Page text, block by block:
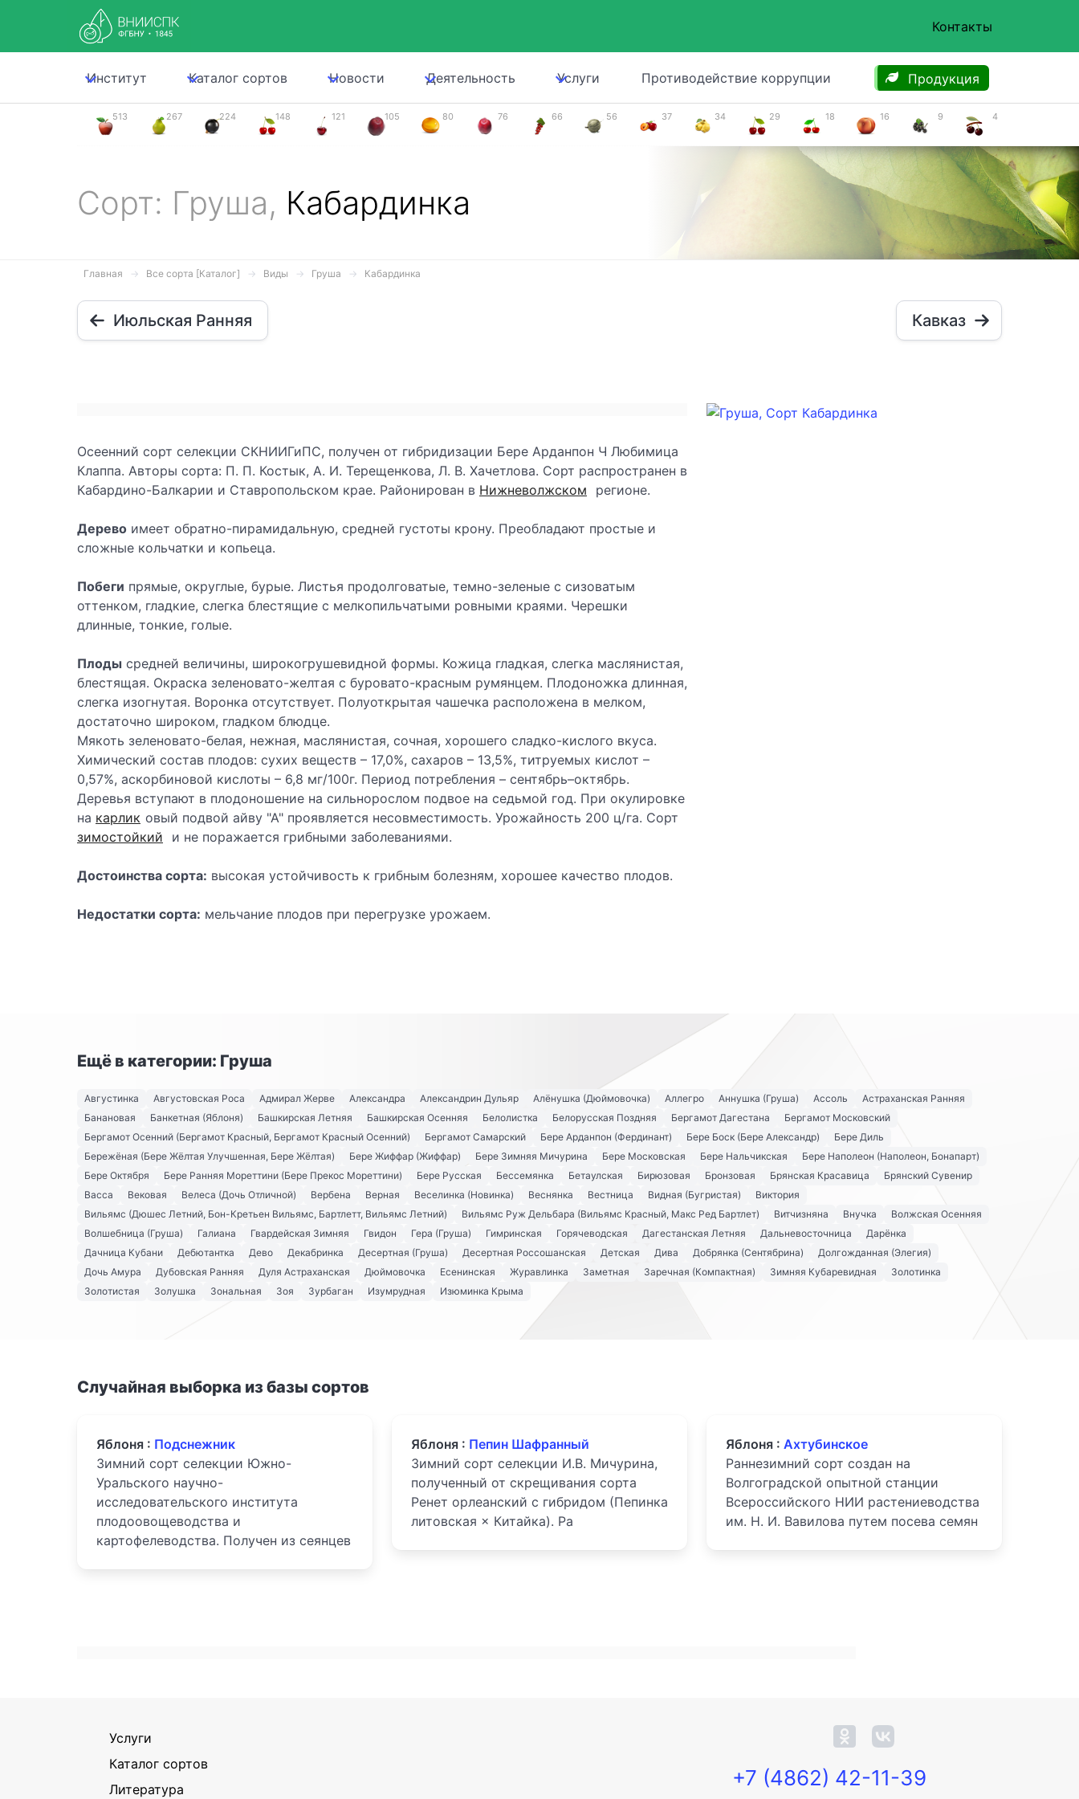
Контакты
Институт Каталог сортов Новости Деятельность Услуги Противодействие коррупции Продукция
513 267 224 148 121 105 80 76 66 56 37 34 29 18 16 9 4
Сорт: Груша, Кабардинка
Главная Все сорта [Каталог] Виды Груша Кабардинка
Июльская Ранняя Кавказ
Осеенний сорт селекции СКНИИГиПС, получен от гибридизации Бере Арданпон Ч Любимица
Клаппа. Авторы сорта: П. П. Костык, А. И. Терещенкова, Л. В. Хачетлова. Сорт распространен в
Кабардино-Балкарии и Ставропольском крае. Районирован в Нижневолжском регионе.
Дерево имеет обратно-пирамидальную, средней густоты крону. Преобладают простые и
сложные кольчатки и копьеца.
Побеги прямые, округлые, бурые. Листья продолговатые, темно-зеленые с сизоватым
оттенком, гладкие, слегка блестящие с мелкопильчатыми ровными краями. Черешки
длинные, тонкие, голые.
Плоды средней величины, широкогрушевидной формы. Кожица гладкая, слегка мас­лянистая,
блестящая. Окраска зеленовато-желтая с буровато-красным румянцем. Плодоножка длинная,
слегка изогнутая. Воронка отсутствует. Полуоткрытая чашечка расположена в мелком,
достаточно широком, гладком блюдце.
Мякоть зеленовато-белая, нежная, маслянистая, сочная, хорошего сладко-кислого вкуса.
Химический состав плодов: сухих веществ – 17,0%, сахаров – 13,5%, титруемых кислот –
0,57%, аскорбиновой кислоты – 6,8 мг/100г. Период потребления – сентябрь–октябрь.
Деревья вступают в плодоношение на сильнорослом подвое на седьмой год. При окулировке
на карлик овый подвой айву "А" прояв­ляется несовместимость. Урожайность 200 ц/га. Сорт
зимостойкий
и не поражается грибными заболеваниями.
Достоинства сорта: высокая устойчивость к грибным болезням, хорошее качество плодов.
Недостатки сорта: мельчание плодов при перегрузке урожаем.
Ещё в категории: Груша
Августинка Августовская Роса Адмирал Жерве Александра Александрин Дульяр Алёнушка (Дюймовочка) Аллегро Аннушка (Груша) Ассоль
Астраханская Ранняя
Банановая
Банкетная (Яблоня) Башкирская Летняя Башкирская Осенняя Белолистка Белорусская Поздняя Бергамот Дагестана
Бергамот Московский
Бергамот Осенний (Бергамот Красный, Бергамот Красный Осенний)
Бергамот Самарский Бере Арданпон (Фердинант) Бере Боск (Бере Александр)
Бере Диль
Бережёная (Бере Жёлтая Улучшенная, Бере Жёлтая)
Бере Жиффар (Жиффар) Бере Зимняя Мичурина Бере Московская Бере Нальчикская
Бере Наполеон (Наполеон, Бонапарт)
Бере Октября
Бере Ранняя Мореттини (Бере Прекос Мореттини) Бере Русская Бессемянка Бетаулская Бирюзовая Бронзовая Брянская Красавица
Брянский Сувенир
Васса
Вековая Велеса (Дочь Отличной) Вербена Верная Веселинка (Новинка) Веснянка Вестница Видная (Бугристая)
Виктория
Вильямс (Дюшес Летний, Бон-Кретьен Вильямс, Бартлетт, Вильямс Летний)
Вильямс Руж Дельбара (Вильямс Красный, Макс Ред Бартлет) Витчизняна Внучка
Волжская Осенняя
Волшебница (Груша)
Галиана Гвардейская Зимняя Гвидон Гера (Груша) Гимринская Горячеводская Дагестанская Летняя Дальневосточница
Дарёнка
Дачница Кубани
Дебютантка Дево Декабринка Десертная (Груша) Десертная Россошанская Детская Дива Добрянка (Сентябрина)
Долгожданная (Элегия)
Дочь Амура
Дубовская Ранняя Дуля Астраханская Дюймовочка Есенинская Журавлинка Заметная Заречная (Компактная) Зимняя Кубаревидная
Золотинка
Золотистая
Золушка Зональная Зоя Зурбаган Изумрудная Изюминка Крыма
Случайная выборка из базы сортов
Яблоня : Подснежник
Зимний сорт селекции Южно-
Уральского научно-
исследовательского института
плодоовощеводства и
картофелеводства. Получен из сеянцев
Яблоня : Пепин Шафранный
Зимний сорт селекции И.В. Мичурина,
полученный от скрещивания сорта
Ренет орлеанский с гибридом (Пепинка
литовская × Китайка). Ра
Яблоня : Ахтубинское
Раннезимний сорт создан на
Волгоградской опытной станции
Всероссийского НИИ растениеводства
им. Н. И. Вавилова путем посева семян
Услуги
Каталог сортов
Литература
+7 (4862) 42-11-39